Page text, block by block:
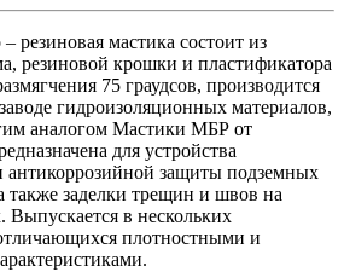
резиновая мастика состоит из
резиновой крошки и пластификатора
75 граудсов, производится
гидроизоляционных материалов,
аналогом Мастики МБР от
для устройства
антикоррозийной защиты подземных
также заделки трещин и швов на
Выпускается в нескольких
плотностными и